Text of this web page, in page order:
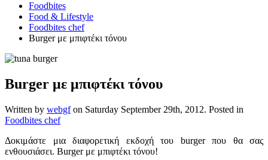
Foodbites
Food & Lifestyle
Foodbites chef
Burger με μπιφτέκι τόνου
Burger με μπιφτέκι τόνου
Written by webgfon Saturday September 29th, 2012. Posted in
Foodbites chef
Δοκιμάστε μια διαφορετική εκδοχή του burger που θα σας
ενθουσιάσει. Burger με μπιφτέκι τόνου!